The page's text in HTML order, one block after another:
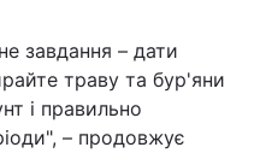
завдання – дати
траву та бур'яни
і правильно
– продовжує